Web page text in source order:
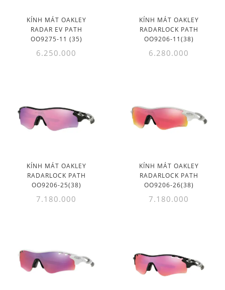
KÍNH MÁT OAKLEY
RADAR EV PATH
OO9275-11 (35)
6.250.000
KÍNH MÁT OAKLEY
RADARLOCK PATH
OO9206-11(38)
6.280.000
KÍNH MÁT OAKLEY
RADARLOCK PATH
OO9206-25(38)
7.180.000
KÍNH MÁT OAKLEY
RADARLOCK PATH
OO9206-26(38)
7.180.000